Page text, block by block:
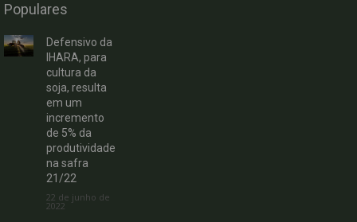
Populares
Defensivo da
IHARA, para
cultura da
soja, resulta
em um
incremento
de 5% da
produtividade
na safra
21/22
22 de junho de
2022